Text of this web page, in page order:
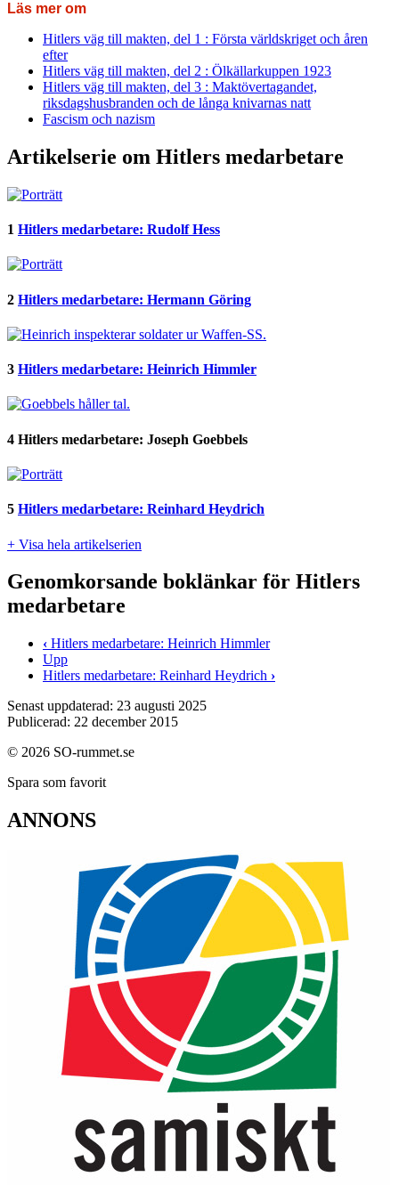
Läs mer om
Hitlers väg till makten, del 1 : Första världskriget och åren
efter
Hitlers väg till makten, del 2 : Ölkällarkuppen 1923
Hitlers väg till makten, del 3 : Maktövertagandet,
riksdagshusbranden och de långa knivarnas natt
Fascism och nazism
Artikelserie om Hitlers medarbetare
1 Hitlers medarbetare: Rudolf Hess
2 Hitlers medarbetare: Hermann Göring
3 Hitlers medarbetare: Heinrich Himmler
4 Hitlers medarbetare: Joseph Goebbels
5 Hitlers medarbetare: Reinhard Heydrich
+ Visa hela artikelserien
Genomkorsande boklänkar för Hitlers
medarbetare
‹ Hitlers medarbetare: Heinrich Himmler
Upp
Hitlers medarbetare: Reinhard Heydrich ›
Senast uppdaterad: 23 augusti 2025
Publicerad: 22 december 2015
© 2026 SO-rummet.se
Spara som favorit
ANNONS